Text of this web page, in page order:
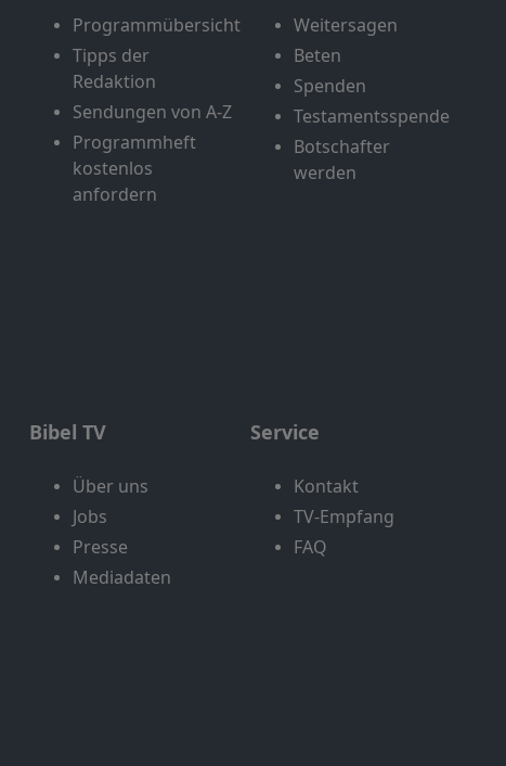
Programmübersicht
Tipps der
Redaktion
Sendungen von A-Z
Programmheft
kostenlos
anfordern
Weitersagen
Beten
Spenden
Testamentsspende
Botschafter
werden
Bibel TV
Über uns
Jobs
Presse
Mediadaten
Service
Kontakt
TV-Empfang
FAQ